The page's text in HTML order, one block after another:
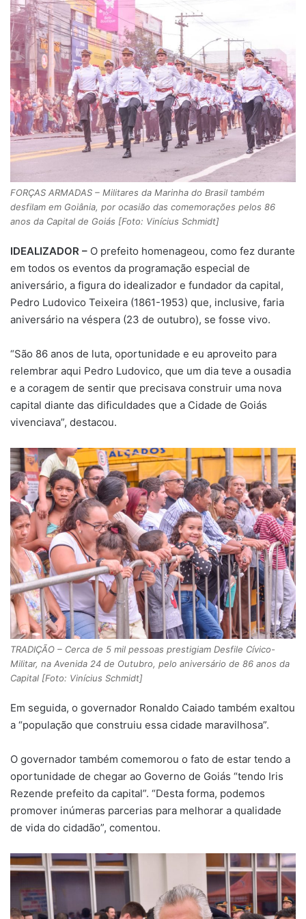
FORÇAS ARMADAS – Militares da Marinha do Brasil também
desfilam em Goiânia, por ocasião das comemorações pelos 86
anos da Capital de Goiás [Foto: Vinícius Schmidt]
IDEALIZADOR – O prefeito homenageou, como fez durante
em todos os eventos da programação especial de
aniversário, a figura do idealizador e fundador da capital,
Pedro Ludovico Teixeira (1861-1953) que, inclusive, faria
aniversário na véspera (23 de outubro), se fosse vivo.
“São 86 anos de luta, oportunidade e eu aproveito para
relembrar aqui Pedro Ludovico, que um dia teve a ousadia
e a coragem de sentir que precisava construir uma nova
capital diante das dificuldades que a Cidade de Goiás
vivenciava”, destacou.
TRADIÇÃO – Cerca de 5 mil pessoas prestigiam Desfile Cívico-
Militar, na Avenida 24 de Outubro, pelo aniversário de 86 anos da
Capital [Foto: Vinícius Schmidt]
Em seguida, o governador Ronaldo Caiado também exaltou
a “população que construiu essa cidade maravilhosa”.
O governador também comemorou o fato de estar tendo a
oportunidade de chegar ao Governo de Goiás “tendo Iris
Rezende prefeito da capital”. “Desta forma, podemos
promover inúmeras parcerias para melhorar a qualidade
de vida do cidadão”, comentou.